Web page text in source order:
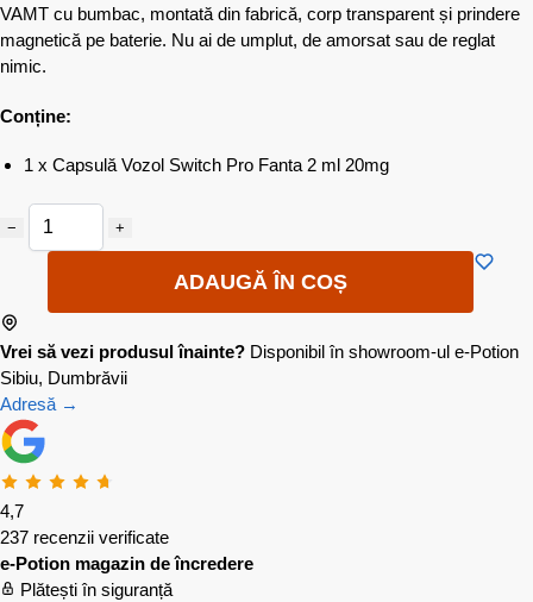
VAMT cu bumbac, montată din fabrică, corp transparent și prindere
magnetică pe baterie. Nu ai de umplut, de amorsat sau de reglat
nimic.
Conține:
1 x Capsulă Vozol Switch Pro Fanta 2 ml 20mg
− +
ADAUGĂ ÎN COȘ
Vrei să vezi produsul înainte? Disponibil în showroom-ul e-Potion
Sibiu, Dumbrăvii
Adresă →
4,7
237 recenzii verificate
e-Potion magazin de încredere
Plătești în siguranță